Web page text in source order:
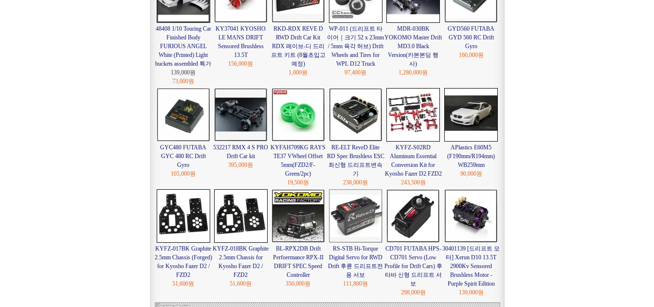
48408 1/10 Touring Car
Finished Body
FURIOUS ANGEL
White (Printed) Light
buckets assembled 특가
139,000원
73,000원
KY37041 KYOSHO
LE MANS DRIFT
Sensored Brushless
13.5T
156,000원
RKD-RDX REVE D
RWD Drift Car Kit
RDX 레이브-디 드리
프트 키트 (8월초입고
예정)
1,000원
WP-011 (드리프트 타
이어｜크기 52 x 23mm
/ 5mm 육각 허브) Drift
Wheels and Tires for
WPL D12 Truck
97,400원
MDR-030BK
YOKOMO Master Drift
MD3.0 Black
Version(카본본딩 행
사)
1,280,000원
GYD560 FUTABA
GYD 560 RC Drift
Gyro
160,000원
GYC480 FUTABA
GYC 480 RC Drift
Gyro
105,000원
532217 RMX 4 S PRO
Drift Car kit
395,000원
KYFAH709KG RAYS
TE37 VWheel Offset
5mm(FZD2/F-
Green/2pc)
19,500원
RE-ELT ReveD Elite
RD Spec Brushless ESC
최신형 드리프트변속
기
238,000원
KYFZ-S02RD
Aluminum Essential
Conversion Kit for
Kyosho Fazer D2 FZD2
243,500원
APlastics E60M5
(F190mm/R194mm)
WB259mm
90,000원
KYFZ-017BK Graphite
2.5mm Chassis (Forged)
for Kyosho Fazer D2 /
FZD2
51,600원
KYFZ-018BK Graphite
2.5mm Chassis for
Kyosho Fazer D2 /
FZD2
51,600원
BL-RPX2DB Drift
Perfoermance RPX-II
DRIFT SPEC Speed
Controller
350,000원
RS-STB Hi-Torque
Digital Servo for RWD
Drift 후륜 드리프트전
용 서보
111,800원
CD701 FUTABA HPS-
CD701 Servo (Low
Profile for Drift Cars) 후
타바 신형 드리프트 서
보
298,000원
30401139 [드리프트 모
터] Xerun D10 13.5T
2900Kv Sensored
Brushless Motor -
Purple Spirit Edition
139,000원